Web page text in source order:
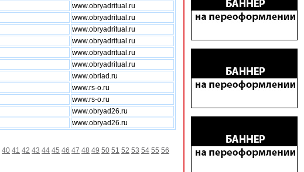
www.obryadritual.ru
www.obryadritual.ru
www.obryadritual.ru
www.obryadritual.ru
www.obryadritual.ru
www.obryadritual.ru
www.obriad.ru
www.rs-o.ru
www.rs-o.ru
www.obryad26.ru
www.obryad26.ru
40 41 42 43 44 45 46 47 48 49 50 51 52 53 54 55 56